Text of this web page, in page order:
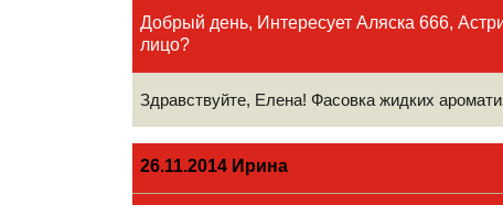
Добрый день, Интересует Аляска 666,
лицо?
Здравствуйте, Елена! Фасовка жидких
26.11.2014 Ирина